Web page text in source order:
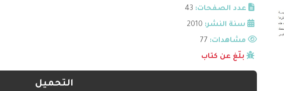
عدد الصفحات: 43
سنة النشر: 2010
مشاهدات:
بلّغ عن كتاب
التحميل